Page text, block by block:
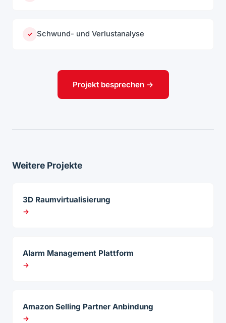
✓ Schwund- und Verlustanalyse
Projekt besprechen →
Weitere Projekte
3D Raumvirtualisierung
→
Alarm Management Plattform
→
Amazon Selling Partner Anbindung
→